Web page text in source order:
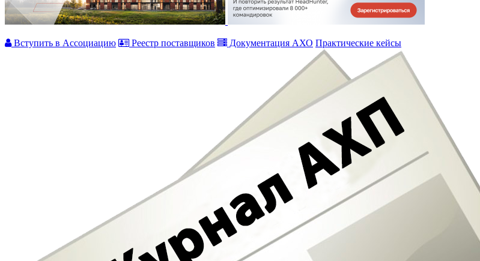
Вступить в Ассоциацию Реестр поставщиков Документация АХО Практические кейсы